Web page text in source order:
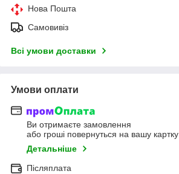
Нова Пошта
Самовивіз
Всі умови доставки
Умови оплати
Ви отримаєте замовлення
або гроші повернуться на вашу картку
Детальніше
Післяплата